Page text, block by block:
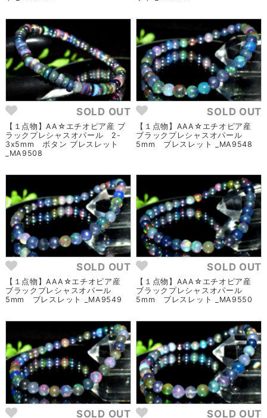
SOLD OUT
【１点物】AA☆エチオピア産 ブ
ラックプレシャスオパール 2-
3x5mm ボタン ブレスレット
_MA9508
SOLD OUT
【１点物】AAA☆エチオピア産
ブラックプレシャスオパール
5mm ブレスレット _MA9548
SOLD OUT
【１点物】AAA☆エチオピア産
ブラックプレシャスオパール
5mm ブレスレット _MA9549
SOLD OUT
【１点物】AAA☆エチオピア産
ブラックプレシャスオパール
5mm ブレスレット _MA9550
SOLD OUT SOLD OUT